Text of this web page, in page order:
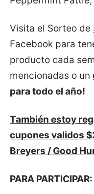
Visita el Sorteo de
Facebook para
producto cada
mencionadas o un
para todo el año!
También estoy
cupones validos
Breyers / Good
PARA PARTICIPAR: